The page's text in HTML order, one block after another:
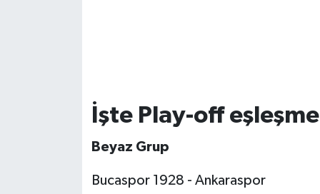
İşte Play-off
Beyaz Grup
Bucaspor 1928 - Ankaraspor